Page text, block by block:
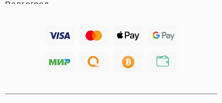
Волгоград
Хабаровск